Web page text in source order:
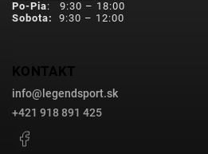
Po-Pia: 9:30 – 18:00
Sobota:
9:30 – 12:00
KONTAKT
info@ legendsport.sk
+421 918 891 425